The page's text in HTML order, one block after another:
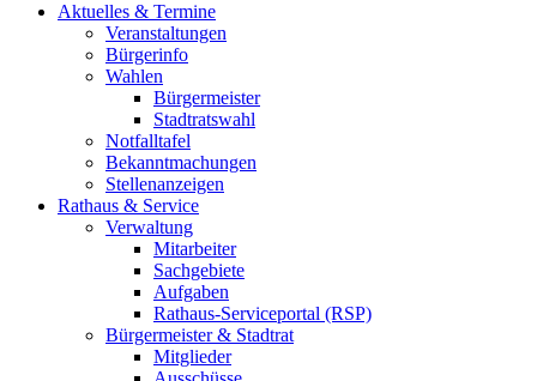
Aktuelles & Termine
Veranstaltungen
Bürgerinfo
Wahlen
Bürgermeister
Stadtratswahl
Notfalltafel
Bekanntmachungen
Stellenanzeigen
Rathaus & Service
Verwaltung
Mitarbeiter
Sachgebiete
Aufgaben
Rathaus-Serviceportal (RSP)
Bürgermeister & Stadtrat
Mitglieder